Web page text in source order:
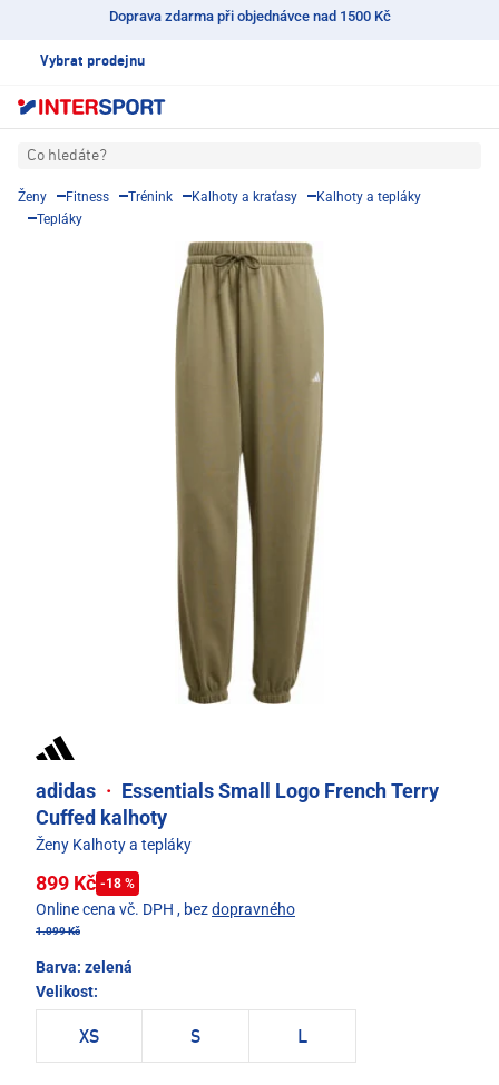
Doprava zdarma při objednávce nad 1500 Kč
Vybrat prodejnu
Co hledáte?
Ženy Fitness Trénink Kalhoty a kraťasy
Kalhoty a tepláky
Tepláky
adidas · Essentials Small Logo French Terry
Cuffed kalhoty
Ženy Kalhoty a tepláky
899 Kč -18 %
Online cena vč. DPH , bezdopravného
1.099 Kč
Barva: zelená
Velikost:
XS S L